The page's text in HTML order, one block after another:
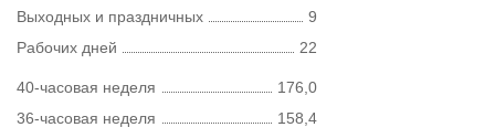
Выходных и праздничных
9
Рабочих дней
22
40-часовая неделя
176,0
36-часовая неделя
158,4